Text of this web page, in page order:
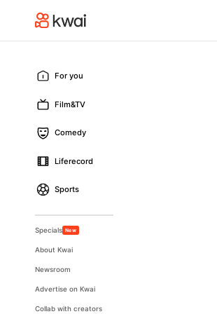
For you
Film&TV
Comedy
Liferecord
Sports
Specials New
About Kwai
Newsroom
Advertise on Kwai
Collab with creators